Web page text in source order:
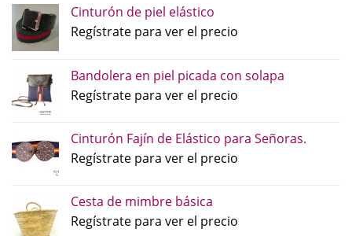
Cinturón de piel elástico
Regístrate para ver el precio
Bandolera en piel picada con solapa
Regístrate para ver el precio
Cinturón Fajín de Elástico para Señoras.
Regístrate para ver el precio
Cesta de mimbre básica
Regístrate para ver el precio